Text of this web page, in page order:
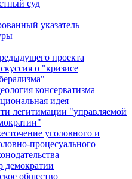
суд
указатель
проекта
о "кризисе
консерватизма
идея
легитимации "управляемой
уголовного и
процесуального
демократии
общество